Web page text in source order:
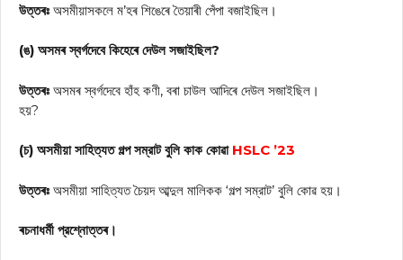
উত্তৰঃ অসমীয়াসকলে ম’হৰ শিঙেৰে তৈয়াৰী পেঁপা বজাইছিল।
(ঙ) অসমৰ স্বৰ্গদেবে কিহেৰে দেউল সজাইছিল?
উত্তৰঃ অসমৰ স্বৰ্গদেবে হাঁহ কণী, বৰা চাউল আদিৰে দেউল সজাইছিল।
হয়?
(চ) অসমীয়া সাহিত্যত গল্প সম্রাট বুলি কাক কোৱা HSLC ’23
উত্তৰঃ অসমীয়া সাহিত্যত চৈয়দ আব্দুল মালিকক ‘গল্প সম্রাট’ বুলি কোৱ হয়।
ৰচনাধৰ্মী প্রশ্নোত্তৰ।